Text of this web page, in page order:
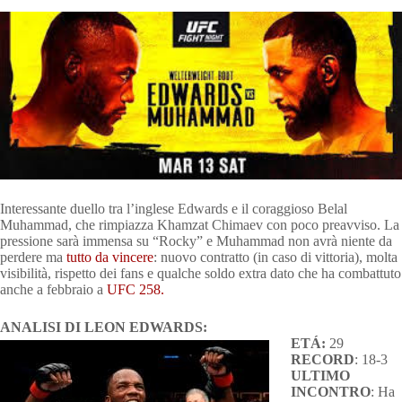
Interessante duello tra l’inglese Edwards e il coraggioso Belal
Muhammad, che rimpiazza Khamzat Chimaev con poco preavviso. La
pressione sarà immensa su “Rocky” e Muhammad non avrà niente da
perdere ma tutto da vincere: nuovo contratto (in caso di vittoria), molta
visibilità, rispetto dei fans e qualche soldo extra dato che ha combattuto
anche a febbraio a UFC 258.
ANALISI DI LEON EDWARDS:
ETÁ: 29
RECORD: 18-3
ULTIMO
INCONTRO: Ha